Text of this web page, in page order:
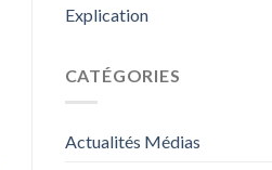
Explication
CATÉGORIES
Actualités Médias